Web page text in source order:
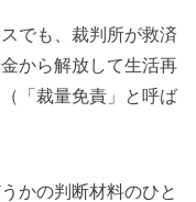
でも、裁判所が救済
から解放して生活再
「裁量免責」と呼ば
かの判断材料のひと